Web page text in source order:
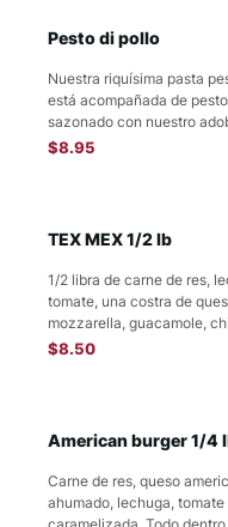
Pesto di pollo
Nuestra riquísima pasta
está acompañada de
sazonado con nuestro
de la casa y...
$8.95
TEX MEX 1/2 lb
1/2 libra de carne de res,
tomate, una costra de
mozzarella, guacamole,
de tortilla frita y...
$8.50
American burger 1/4
Carne de res, queso
ahumado, lechuga,